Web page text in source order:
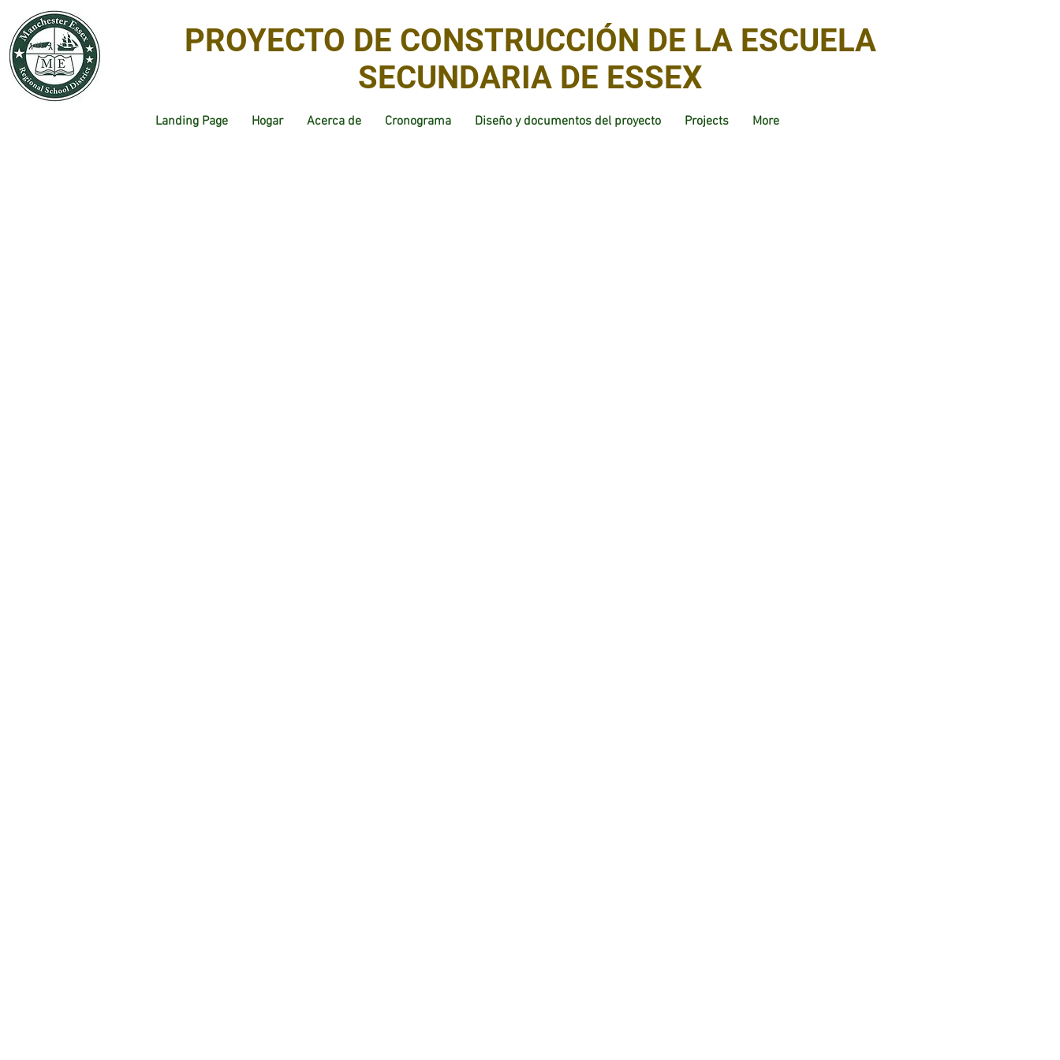
PROYECTO DE CONSTRUCCIÓN DE LA ESCUELA
SECUNDARIA DE ESSEX
Landing Page Hogar Acerca de Cronograma Diseño y documentos del proyecto Projects More